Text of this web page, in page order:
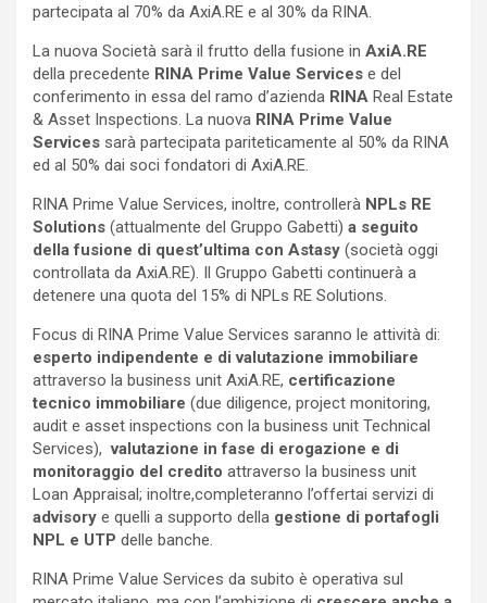
partecipata al 70% da AxiA.RE e al 30% da RINA.
La nuova Società sarà il frutto della fusione in AxiA.RE
della precedente RINA Prime Value Services e del
conferimento in essa del ramo d’azienda RINA Real Estate
& Asset Inspections. La nuova RINA Prime Value
Services sarà partecipata pariteticamente al 50% da RINA
ed al 50% dai soci fondatori di AxiA.RE.
RINA Prime Value Services, inoltre, controllerà NPLs RE
Solutions (attualmente del Gruppo Gabetti) a seguito
della fusione di quest’ultima con Astasy (società oggi
controllata da AxiA.RE). Il Gruppo Gabetti continuerà a
detenere una quota del 15% di NPLs RE Solutions.
Focus di RINA Prime Value Services saranno le attività di:
esperto indipendente e di valutazione immobiliare
attraverso la business unit AxiA.RE, certificazione
tecnico immobiliare (due diligence, project monitoring,
audit e asset inspections con la business unit Technical
Services),valutazione in fase di erogazione e di
monitoraggio del credito attraverso la business unit
Loan Appraisal; inoltre,completeranno l’offertai servizi di
advisory e quelli a supporto della gestione di portafogli
NPL e UTP delle banche.
RINA Prime Value Services da subito è operativa sul